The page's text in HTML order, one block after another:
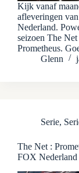
Kijk vanaf
afleveringen
Nederland.
seizoen The
Prometheus.
Glenn
Serie,
The Net :
FOX Nederland